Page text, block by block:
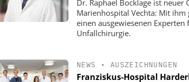
Dr. Raphael Bocklage ist neuer
Marienhospital Vechta: Mit
einen ausgewiesenen
Unfallchirurgie.
NEWS • AUSZEICHNUNGEN
Franziskus-Hospital